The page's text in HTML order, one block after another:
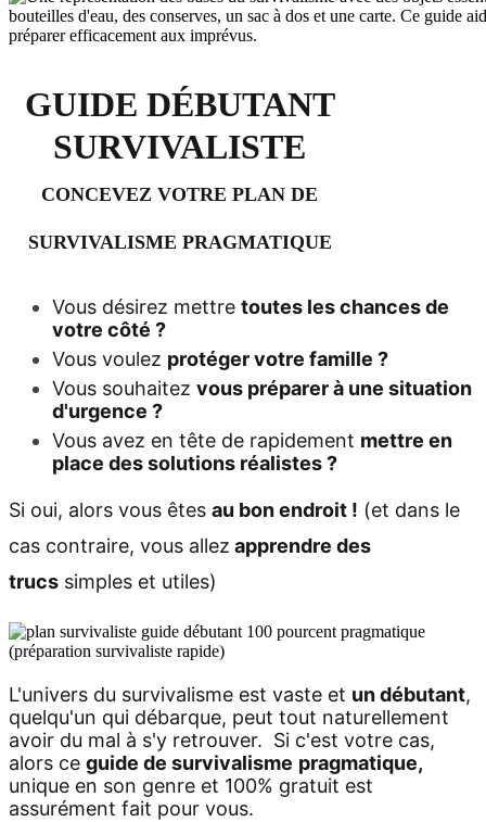
GUIDE DÉBUTANT
SURVIVALISTE
CONCEVEZ VOTRE PLAN DE
SURVIVALISME PRAGMATIQUE
Vous désirez mettre toutes les chances de
votre côté ?
Vous voulez protéger votre famille ?
Vous souhaitez vous préparer à une situation
d'urgence ?
Vous avez en tête de rapidement mettre en
place des solutions réalistes ?
Si oui, alors vous êtes au bon endroit ! (et dans le
cas contraire, vous allez apprendre des
trucs simples et utiles)
L'univers du survivalisme est vaste et un débutant,
quelqu'un qui débarque, peut tout naturellement
avoir du mal à s'y retrouver. Si c'est votre cas,
alors ce guide de survivalisme pragmatique,
unique en son genre et 100% gratuit est
assurément fait pour vous.